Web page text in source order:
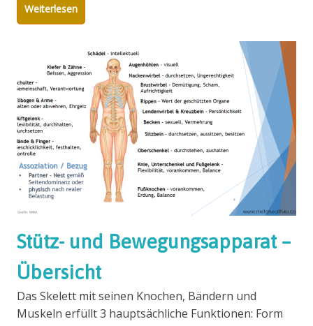
Weiterlesen
Stütz- und Bewegungsapparat –
Übersicht
Das Skelett mit seinen Knochen, Bändern und
Muskeln erfüllt 3 hauptsächliche Funktionen: Form